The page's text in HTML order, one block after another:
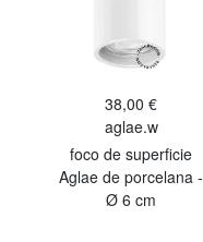
38,00 €
aglae.w
foco de superficie
Aglae de porcelana -
Ø 6 cm